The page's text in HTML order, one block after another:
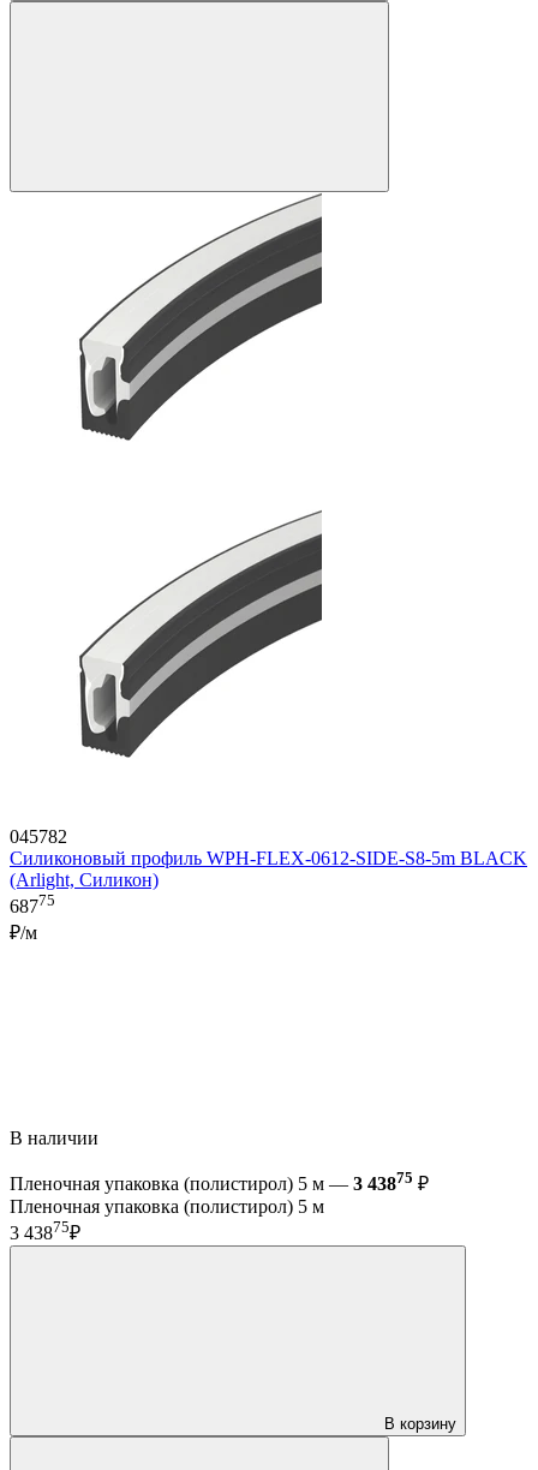
045782
Силиконовый профиль WPH-FLEX-0612-SIDE-S8-5m BLACK
(Arlight, Силикон)
68775
₽/м
В наличии
Пленочная упаковка (полистирол) 5 м — 3 43875 ₽
Пленочная упаковка (полистирол) 5 м
3 43875₽
В корзину